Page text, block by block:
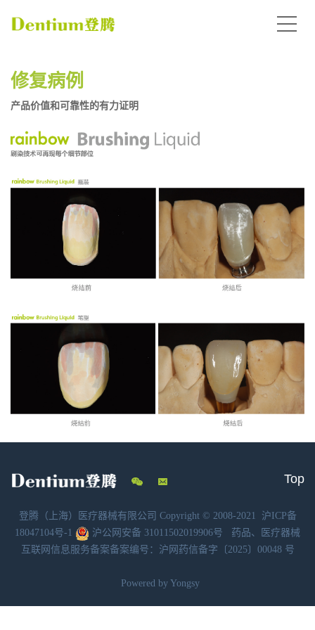
修复病例
产品价值和可靠性的有力证明
Top
登腾（上海）医疗器械有限公司 Copyright © 2008-2021 沪ICP备
18047104号-1
沪公网安备 31011502019906号 药品、医疗器械
互联网信息服务备案备案编号：沪网药信备字〔2025〕00048 号
Powered by Yongsy